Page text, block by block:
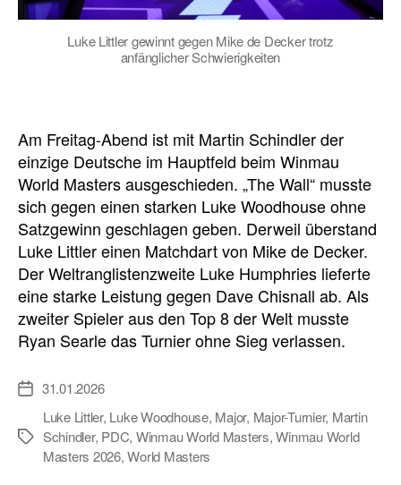
Luke Littler gewinnt gegen Mike de Decker trotz
anfänglicher Schwierigkeiten
Am Freitag-Abend ist mit Martin Schindler der
einzige Deutsche im Hauptfeld beim Winmau
World Masters ausgeschieden. „The Wall“ musste
sich gegen einen starken Luke Woodhouse ohne
Satzgewinn geschlagen geben. Derweil überstand
Luke Littler einen Matchdart von Mike de Decker.
Der Weltranglistenzweite Luke Humphries lieferte
eine starke Leistung gegen Dave Chisnall ab. Als
zweiter Spieler aus den Top 8 der Welt musste
Ryan Searle das Turnier ohne Sieg verlassen.
Veröffentlichungsdatum
31.01.2026
Schlagwörter
Luke Littler, Luke Woodhouse, Major, Major-Turnier, Martin
Schindler, PDC, Winmau World Masters,Winmau World
Masters 2026,World Masters